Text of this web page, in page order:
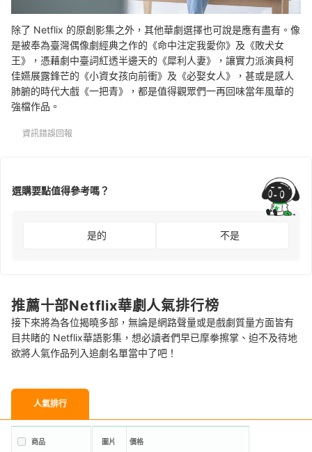
除了 Netflix 的原創影集之外，其他華劇選擇也可說是應有盡有。像
是被奉為臺灣偶像劇經典之作的《命中注定我愛你》及《敗犬女
王》，憑藉劇中臺詞紅透半邊天的《犀利人妻》，讓實力派演員柯
佳嬿展露鋒芒的《小資女孩向前衝》及《必娶女人》，甚或是感人
肺腑的時代大戲《一把青》，都是值得觀眾們一再回味當年風華的
強檔作品。
資訊錯誤回報
選購要點值得參考嗎？
是的 不是
推薦十部Netflix華劇人氣排行榜
接下來將為各位揭曉多部，無論是網路聲量或是戲劇質量方面皆有
目共睹的 Netflix華語影集，想必讀者們早已摩拳擦掌、迫不及待地
欲將人氣作品列入追劇名單當中了吧！
人氣排行
商品 圖片 價格